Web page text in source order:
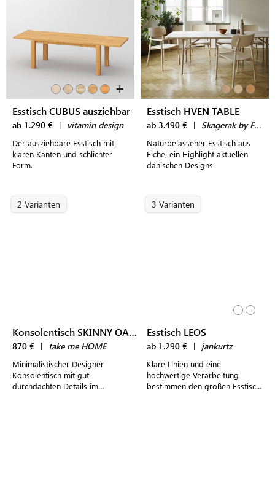
+
Esstisch CUBUS ausziehbar
ab 1.290 € | vitamin design
Der ausziehbare Esstisch mit
klaren Kanten und schlichter
Form.
Esstisch HVEN TABLE
ab 3.490 € | Skagerak by Fritz Hansen
Naturbelassener Esstisch aus
Eiche, ein Highlight aktuellen
dänischen Designs
2 Varianten
Konsolentisch SKINNY OAK XL
870 € | take me HOME
Minimalistischer Designer
Konsolentisch mit gut
durchdachten Details im
3 Varianten
Esstisch LEOS
ab 1.290 € | jankurtz
Klare Linien und eine
hochwertige Verarbeitung
bestimmen den großen Esstisch